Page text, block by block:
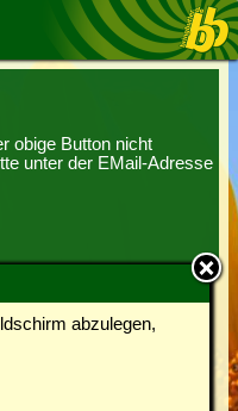
abzulegen,